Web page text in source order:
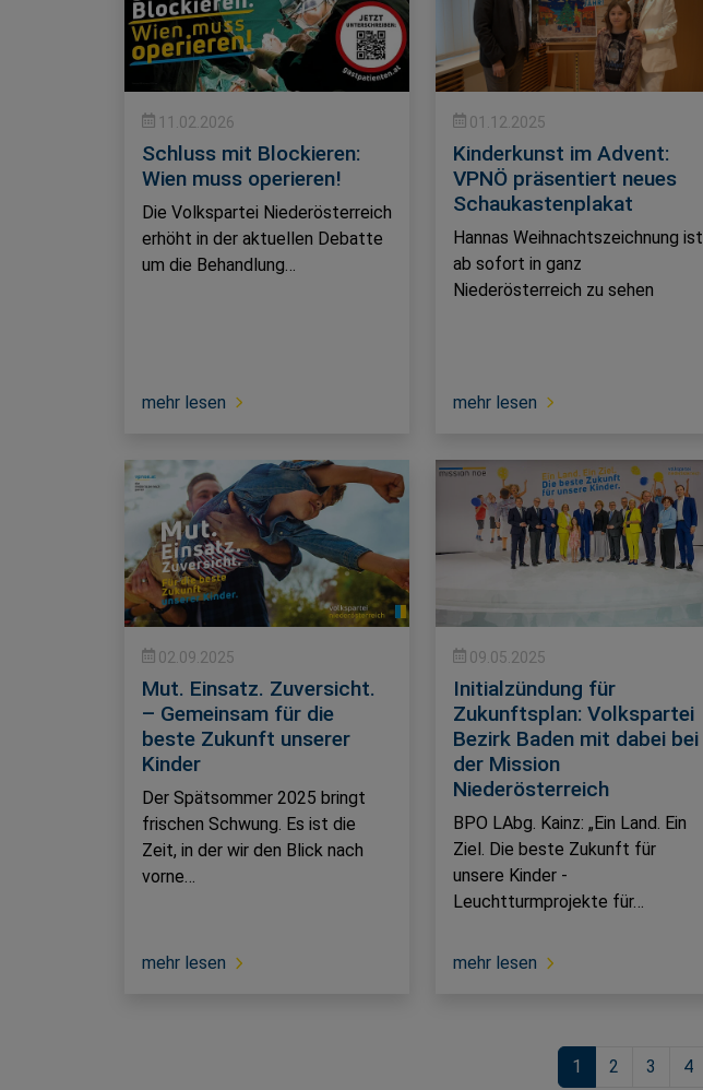
11.02.2026
Schluss mit Blockieren:
Wien muss operieren!
Die Volkspartei Niederösterreich
erhöht in der aktuellen Debatte
um die Behandlung…
mehr lesen
01.12.2025
Kinderkunst im Advent:
VPNÖ präsentiert neues
Schaukastenplakat
Hannas Weihnachtszeichnung ist
ab sofort in ganz
Niederösterreich zu sehen
mehr lesen
02.09.2025
Mut. Einsatz. Zuversicht.
– Gemeinsam für die
beste Zukunft unserer
Kinder
Der Spätsommer 2025 bringt
frischen Schwung. Es ist die
Zeit, in der wir den Blick nach
vorne…
mehr lesen
09.05.2025
Initialzündung für
Zukunftsplan: Volkspartei
Bezirk Baden mit dabei bei
der Mission
Niederösterreich
BPO LAbg. Kainz: „Ein Land. Ein
Ziel. Die beste Zukunft für
unsere Kinder -
Leuchtturmprojekte für…
mehr lesen
1 2 3 4